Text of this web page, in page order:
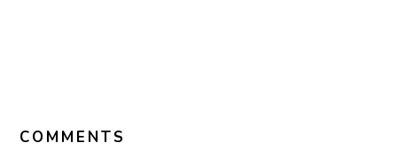
COMMENTS